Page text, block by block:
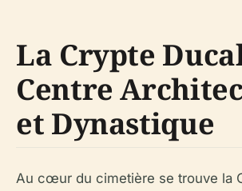
La Crypte
Centre
et Dynastique
Au cœur du cimetière se trouve la